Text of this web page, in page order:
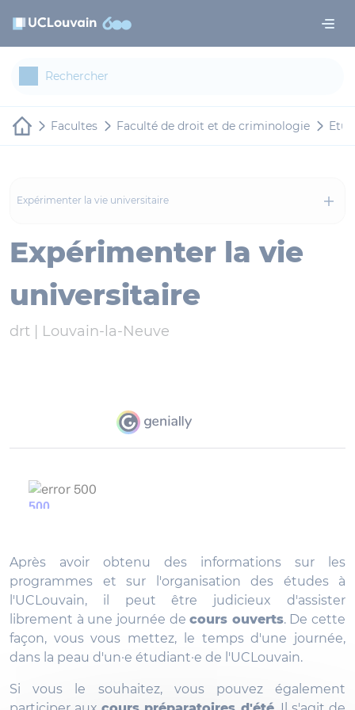
Facultes Faculté de droit et de criminologie
Expérimenter la vie universitaire
Expérimenter la vie
universitaire
drt | Louvain-la-Neuve
Après avoir obtenu des informations sur les
programmes et sur l'organisation des études à
l'UCLouvain, il peut être judicieux d'assister
librement à une journée decours ouverts. De cette
façon, vous vous mettez, le temps d'une journée,
dans la peau d'un·e étudiant·e de l'UCLouvain.
Si vous le souhaitez, vous pouvez également